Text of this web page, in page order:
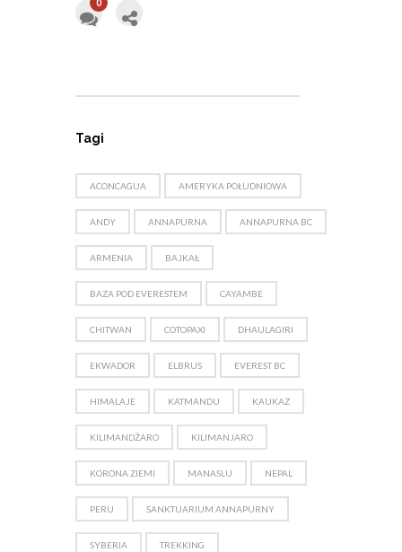
0
Tagi
ACONCAGUA AMERYKA POŁUDNIOWA
ANDY ANNAPURNA ANNAPURNA BC
ARMENIA BAJKAŁ
BAZA POD EVERESTEM CAYAMBE
CHITWAN COTOPAXI DHAULAGIRI
EKWADOR ELBRUS EVEREST BC
HIMALAJE KATMANDU KAUKAZ
KILIMANDŻARO KILIMANJARO
KORONA ZIEMI MANASLU NEPAL
PERU SANKTUARIUM ANNAPURNY
SYBERIA TREKKING